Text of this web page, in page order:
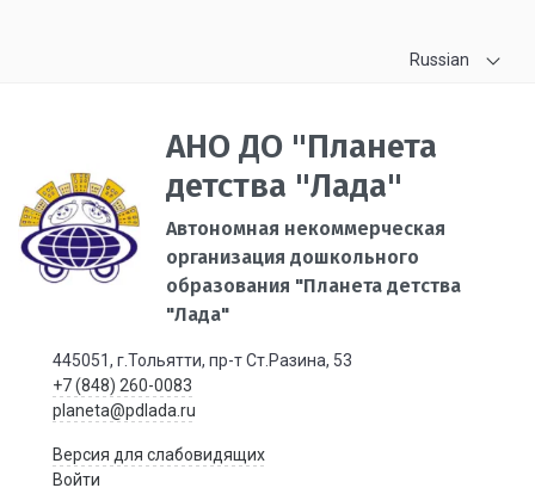
Russian
АНО ДО "Планета
детства "Лада"
Автономная некоммерческая
организация дошкольного
образования "Планета детства
"Лада"
445051, г.Тольятти, пр-т Ст.Разина, 53
+7 (848) 260-0083
planeta@pdlada.ru
Версия для слабовидящих
Войти